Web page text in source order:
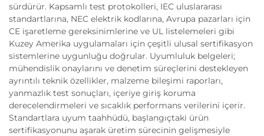
sürdürür. Kapsamlı test protokolleri, IEC uluslararası
standartlarına, NEC elektrik kodlarına, Avrupa pazarları için
CE işaretleme gereksinimlerine ve UL listelemeleri gibi
Kuzey Amerika uygulamaları için çeşitli ulusal sertifikasyon
sistemlerine uygunluğu doğrular. Uyumluluk belgeleri;
mühendislik onaylarını ve denetim süreçlerini destekleyen
ayrıntılı teknik özellikler, malzeme bileşimi raporları,
yanmazlık test sonuçları, içeriye giriş koruma
derecelendirmeleri ve sıcaklık performans verilerini içerir.
Standartlara uyum taahhüdü, başlangıçtaki ürün
sertifikasyonunu aşarak üretim sürecinin gelişmesiyle